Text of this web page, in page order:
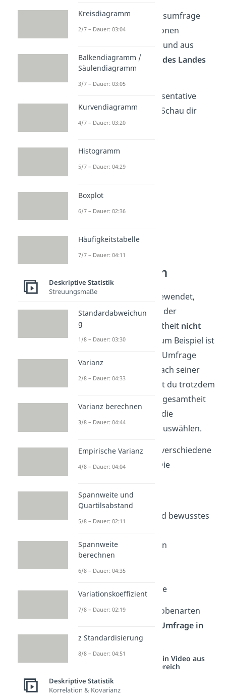
Beispiel:Bei der Meinungsumfrage
sollten zum Beispiel Personen
und aus
verschiedenen Regionen des Landes
befragt werden.
Aber wie kannst du repräsentative
Stichproben auswählen? Schau dir
dafür die verschiedenen
Stichprobenarten
Stichproben werden angewendet,
wenn eine Untersuchung der
kompletten Grundgesamtheit nicht
sinnvoll umsetzbar
ist. Zum Beispiel ist
es nicht möglich, in einer Umfrage
jeden einzelnen Bürger nach seiner
Meinung zu fragen. Damit du trotzdem
Aussagen über die Grundgesamtheit
treffen kannst, musst du die
Stichprobe gut überlegt auswählen.
Du unterschiedest dabei verschiedene
Arten von Stichproben
. Die
wichtigsten sind:
Zufallsstichprobe
Quotenstichprobe und bewusstes
Mehrstufige Verfahren
Klumpenstichprobe
(Clusterstichprobe)
Willkürliche Stichprobe
Hier lernst du die Stichprobenarten
Umfrage in
der Bevölkerungkennen.
Studyflix vernetzt: Hier ein Video aus
einem anderen Bereich
Kreisdiagramm
2/7 – Dauer: 03:04
Balkendiagramm /
Säulendiagramm
3/7 – Dauer: 03:05
Kurvendiagramm
4/7 – Dauer: 03:20
Histogramm
5/7 – Dauer: 04:29
Boxplot
6/7 – Dauer: 02:36
Häufigkeitstabelle
7/7 – Dauer: 04:11
Deskriptive Statistik
Streuungsmaße
Standardabweichun
g
1/8 – Dauer: 03:30
Varianz
2/8 – Dauer: 04:33
Varianz berechnen
3/8 – Dauer: 04:44
Empirische Varianz
4/8 – Dauer: 04:04
Spannweite und
Quartilsabstand
5/8 – Dauer: 02:11
Spannweite
berechnen
6/8 – Dauer: 04:35
Variationskoeffizient
7/8 – Dauer: 02:19
z Standardisierung
8/8 – Dauer: 04:51
Deskriptive Statistik
Korrelation & Kovarianz